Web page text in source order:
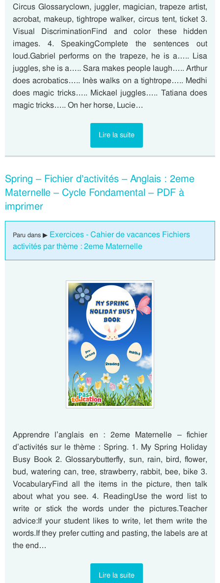
Circus Glossaryclown, juggler, magician, trapeze artist,
acrobat, makeup, tightrope walker, circus tent, ticket 3.
Visual DiscriminationFind and color these hidden
images. 4. SpeakingComplete the sentences out
loud.Gabriel performs on the trapeze, he is a….. Lisa
juggles, she is a….. Sara makes people laugh….. Arthur
does acrobatics….. Inès walks on a tightrope….. Medhi
does magic tricks….. Mickael juggles….. Tatiana does
magic tricks….. On her horse, Lucie…
Lire la suite
Spring – Fichier d’activités – Anglais : 2eme
Maternelle – Cycle Fondamental – PDF à
imprimer
Paru dans ▶ Exercices - Cahier de vacances Fichiers
activités par thème : 2eme Maternelle
Apprendre l’anglais en : 2eme Maternelle – fichier
d’activités sur le thème : Spring. 1. My Spring Holiday
Busy Book 2. Glossarybutterfly, sun, rain, bird, flower,
bud, watering can, tree, strawberry, rabbit, bee, bike 3.
VocabularyFind all the items in the picture, then talk
about what you see. 4. ReadingUse the word list to
write or stick the words under the pictures.Teacher
advice:If your student likes to write, let them write the
words.If they prefer cutting and pasting, the labels are at
the end…
Lire la suite